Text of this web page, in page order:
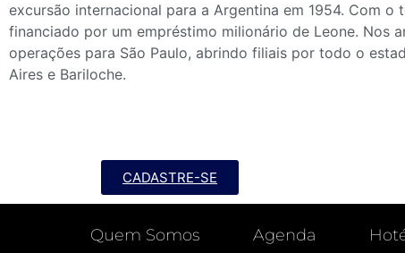
excursão internacional para a Argentina em 1954. Com
financiado por um empréstimo milionário de Leone. Nos
operações para São Paulo, abrindo filiais por todo o
Aires e Bariloche.
CADASTRE-SE
Quem Somos Agenda